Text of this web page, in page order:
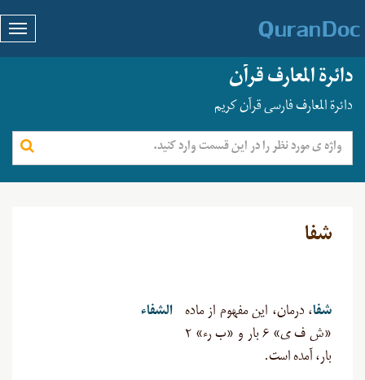
دائرة المعارف قرآن
دائرة المعارف فارسی قرآن کریم
شفا
شفا، درمان، این مفهوم از ماده
«ش ف ی» ۶ بار و «ب رء» ۲
بار، آمده است.
الشفاء